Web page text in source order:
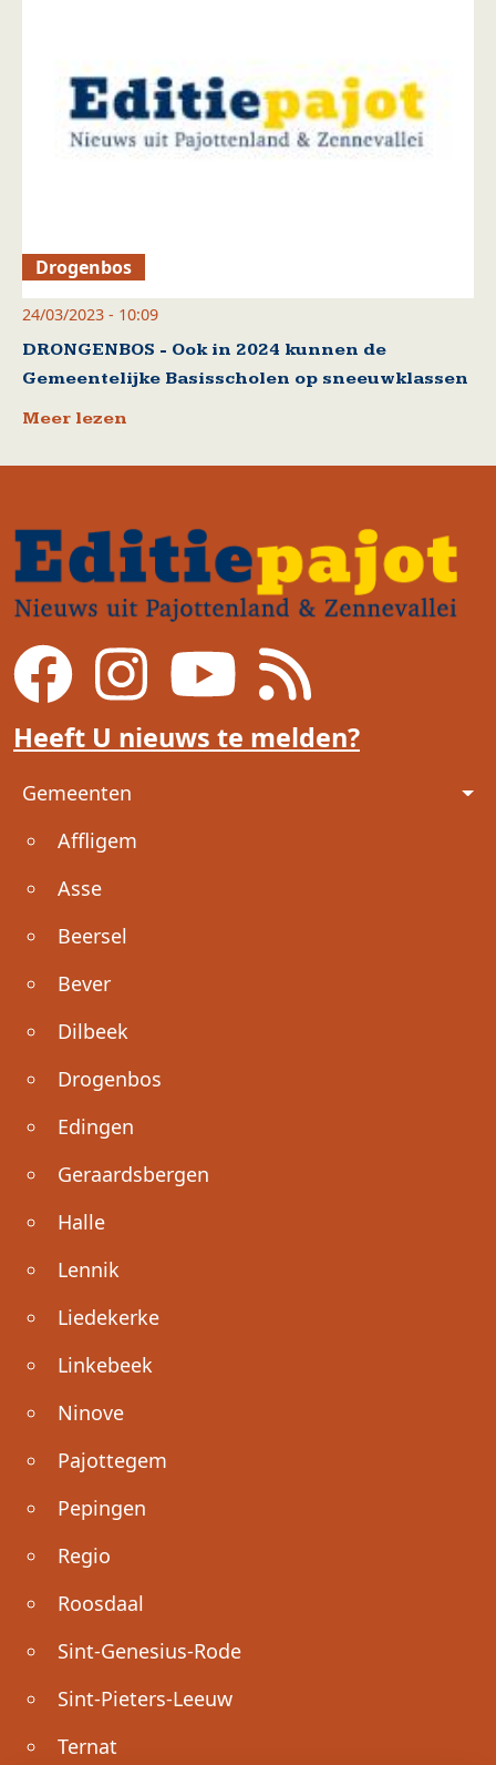
Drogenbos
24/03/2023 - 10:09
DRONGENBOS - Ook in 2024 kunnen de
Gemeentelijke Basisscholen op sneeuwklassen
Meer lezen
Heeft U nieuws te melden?
Voet
Gemeenten
Affligem
Asse
Beersel
Bever
Dilbeek
Drogenbos
Edingen
Geraardsbergen
Halle
Lennik
Liedekerke
Linkebeek
Ninove
Pajottegem
Pepingen
Regio
Roosdaal
Sint-Genesius-Rode
Sint-Pieters-Leeuw
Ternat